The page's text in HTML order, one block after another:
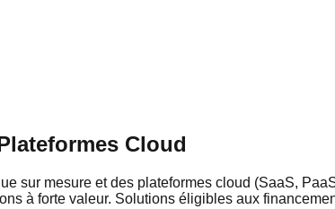
Cloud
sur mesure et des plateformes cloud (SaaS,
à forte valeur. Solutions éligibles aux